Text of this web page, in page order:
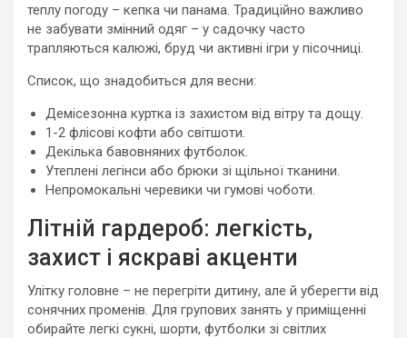
теплу погоду – кепка чи панама. Традиційно важливо
не забувати змінний одяг – у садочку часто
трапляються калюжі, бруд чи активні ігри у пісочниці.
Список, що знадобиться для весни:
Демісезонна куртка із захистом від вітру та дощу.
1-2 флісові кофти або світшоти.
Декілька бавовняних футболок.
Утеплені легінси або брюки зі щільної тканини.
Непромокальні черевики чи гумові чоботи.
Літній гардероб: легкість,
захист і яскраві акценти
Улітку головне – не перегріти дитину, але й уберегти від
сонячних променів. Для групових занять у приміщенні
обирайте легкі сукні, шорти, футболки зі світлих